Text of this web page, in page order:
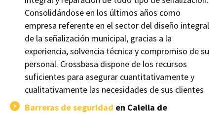
Consolidándose en los últimos años como
empresa referente en el sector del diseño integral
de la señalización municipal, gracias a la
experiencia, solvencia técnica y compromiso de su
personal. Crossbasa dispone de los recursos
suficientes para asegurar cuantitativamente y
cualitativamente las necesidades de sus clientes
Barreras de seguridad en Calella de